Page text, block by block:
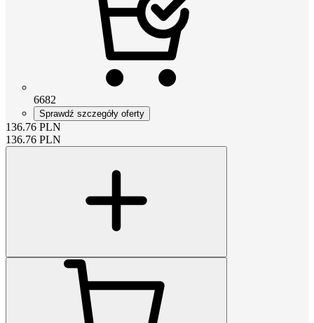
6682
Sprawdź szczegóły oferty
136.76 PLN
136.76 PLN